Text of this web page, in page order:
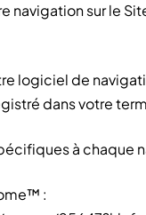
navigation sur le
logiciel de
dans votre
à chaque
: